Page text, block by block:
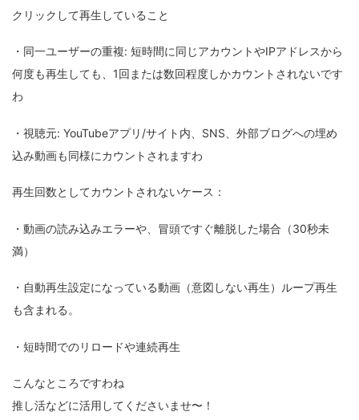
クリックして再生していること
・同一ユーザーの重複: 短時間に同じアカウントやIPアドレスから
何度も再生しても、1回または数回程度しかカウントされないです
わ
・視聴元: YouTubeアプリ/サイト内、SNS、外部ブログへの埋め
込み動画も同様にカウントされますわ
再生回数としてカウントされないケース：
・動画の読み込みエラーや、冒頭ですぐ離脱した場合（30秒未
満）
・自動再生設定になっている動画（意図しない再生）ループ再生
も含まれる。
・短時間でのリロードや連続再生
こんなところですわね
推し活などに活用してくださいませ〜！